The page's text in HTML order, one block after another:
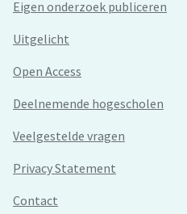
Eigen onderzoek publiceren
Uitgelicht
Open Access
Deelnemende hogescholen
Veelgestelde vragen
Privacy Statement
Contact